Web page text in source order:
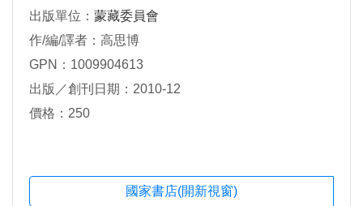
出版單位： 蒙藏委員會
作/編/譯者：高思博
GPN：1009904613
出版／創刊日期：2010-12
價格：250
國家書店(開新視窗)